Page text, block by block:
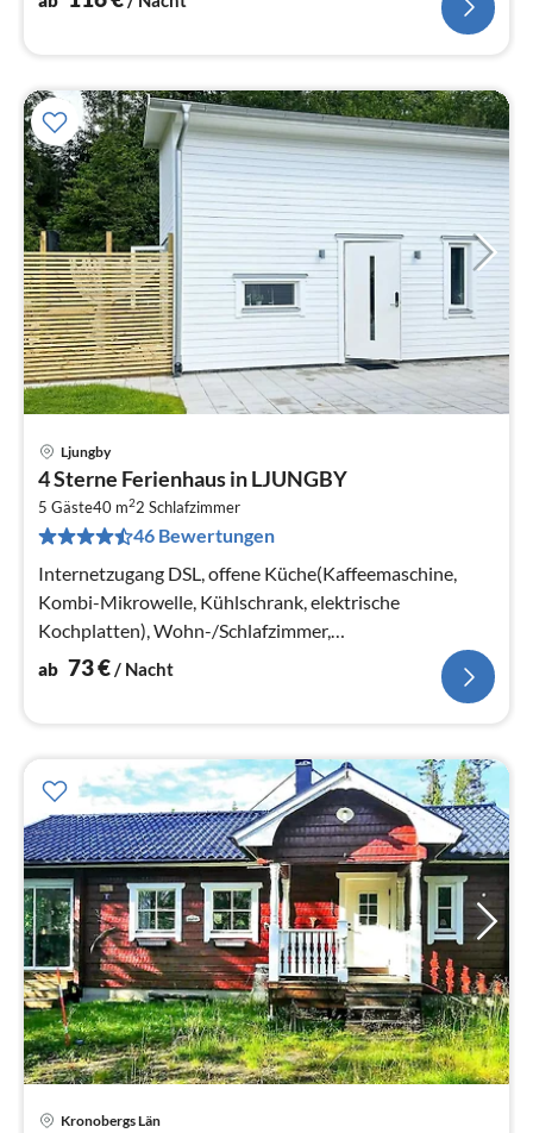
Ljungby
4 Sterne Ferienhaus in LJUNGBY
5 Gäste40 m22 Schlafzimmer
46 Bewertungen
Internetzugang DSL, offene Küche(Kaffeemaschine,
Kombi-Mikrowelle, Kühlschrank, elektrische
Kochplatten), Wohn-/Schlafzimmer,
Schlafzimmer(Doppelbett)
ab 73€/ Nacht
Kronobergs Län